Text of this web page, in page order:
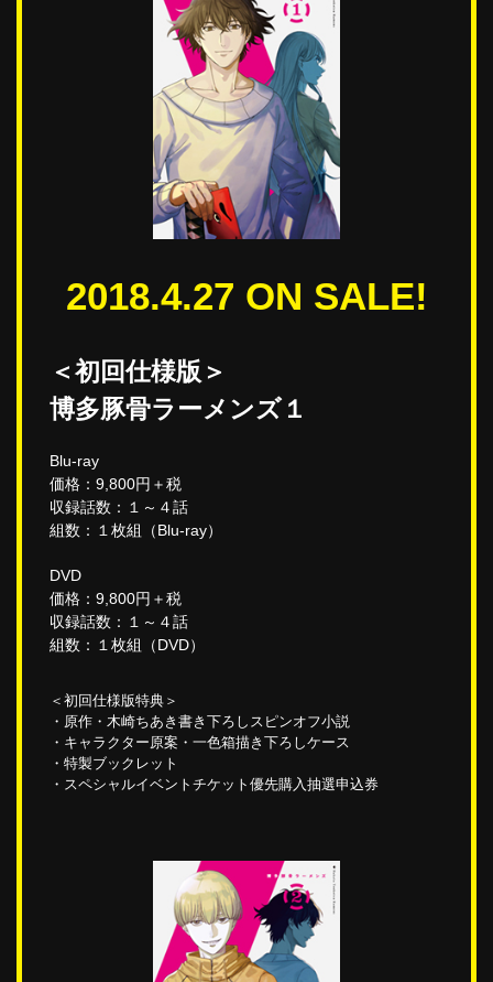
2018.4.27 ON SALE!
＜初回仕様版＞
博多豚骨ラーメンズ１
Blu-ray
価格：9,800円＋税
収録話数：１～４話
組数：１枚組（Blu-ray）
DVD
価格：9,800円＋税
収録話数：１～４話
組数：１枚組（DVD）
＜初回仕様版特典＞
・原作・木崎ちあき書き下ろしスピンオフ小説
・キャラクター原案・一色箱描き下ろしケース
・特製ブックレット
・スペシャルイベントチケット優先購入抽選申込券